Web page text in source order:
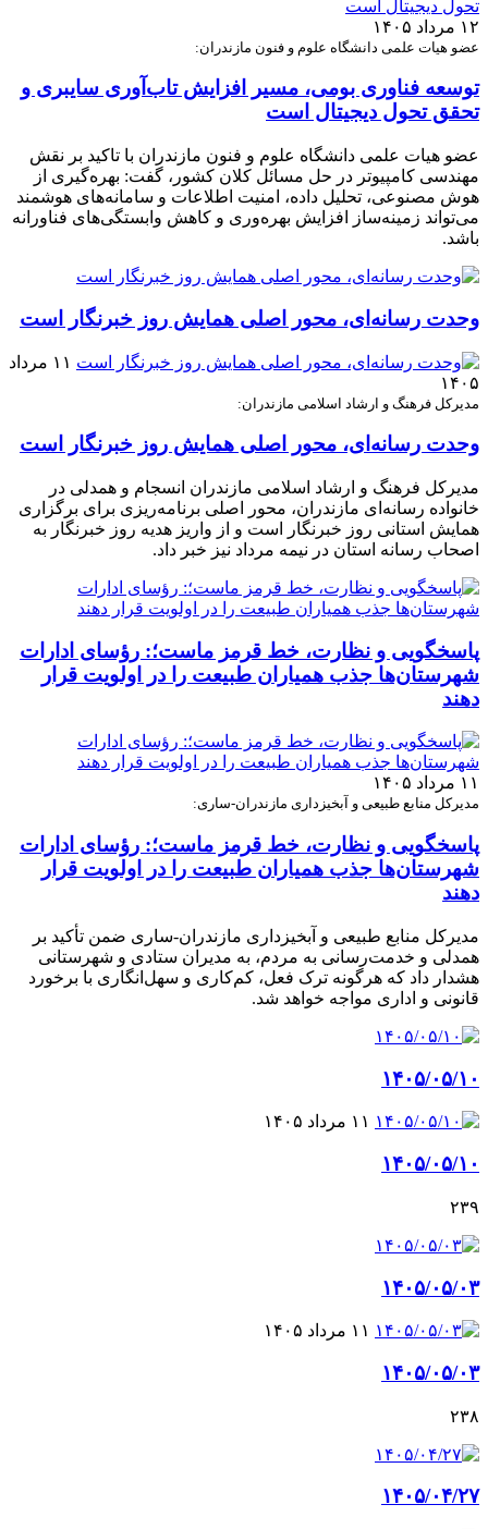
۱۲ مرداد ۱۴۰۵
عضو هیات علمی دانشگاه علوم و فنون مازندران:
توسعه فناوری بومی، مسیر افزایش تاب‌آوری سایبری و
تحقق تحول دیجیتال است
عضو هیات علمی دانشگاه علوم و فنون مازندران با تاکید بر نقش
مهندسی کامپیوتر در حل مسائل کلان کشور، گفت: بهره‌گیری از
هوش مصنوعی، تحلیل داده، امنیت اطلاعات و سامانه‌های هوشمند
می‌تواند زمینه‌ساز افزایش بهره‌وری و کاهش وابستگی‌های فناورانه
باشد.
وحدت رسانه‌ای، محور اصلی همایش روز خبرنگار است
۱۱ مرداد
۱۴۰۵
مدیرکل فرهنگ و ارشاد اسلامی مازندران:
وحدت رسانه‌ای، محور اصلی همایش روز خبرنگار است
مدیرکل فرهنگ و ارشاد اسلامی مازندران انسجام و همدلی در
خانواده رسانه‌ای مازندران، محور اصلی برنامه‌ریزی برای برگزاری
همایش استانی روز خبرنگار است و از واریز هدیه روز خبرنگار به
اصحاب رسانه استان در نیمه مرداد نیز خبر داد.
پاسخگویی و نظارت، خط قرمز ماست؛: رؤسای ادارات
شهرستان‌ها جذب همیاران طبیعت را در اولویت قرار
دهند
۱۱ مرداد ۱۴۰۵
مدیرکل منابع طبیعی و آبخیزداری مازندران-ساری:
پاسخگویی و نظارت، خط قرمز ماست؛: رؤسای ادارات
شهرستان‌ها جذب همیاران طبیعت را در اولویت قرار
دهند
مدیرکل منابع طبیعی و آبخیزداری مازندران-ساری ضمن تأکید بر
همدلی و خدمت‌رسانی به مردم، به مدیران ستادی و شهرستانی
هشدار داد که هرگونه ترک فعل، کم‌کاری و سهل‌انگاری با برخورد
قانونی و اداری مواجه خواهد شد.
۱۴۰۵/۰۵/۱۰
۱۱ مرداد ۱۴۰۵
۱۴۰۵/۰۵/۱۰
۲۳۹
۱۴۰۵/۰۵/۰۳
۱۱ مرداد ۱۴۰۵
۱۴۰۵/۰۵/۰۳
۲۳۸
۱۴۰۵/۰۴/۲۷